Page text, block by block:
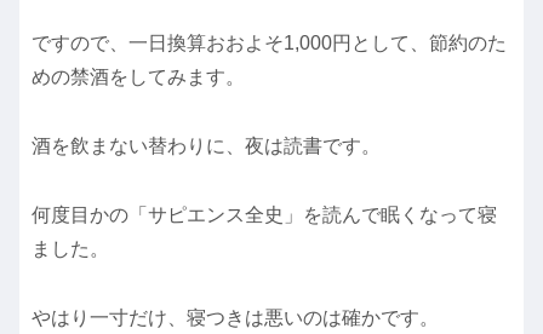
ですので、一日換算おおよそ1,000円として、節約のた
めの禁酒をしてみます。
酒を飲まない替わりに、夜は読書です。
何度目かの「サピエンス全史」を読んで眠くなって寝
ました。
やはり一寸だけ、寝つきは悪いのは確かです。